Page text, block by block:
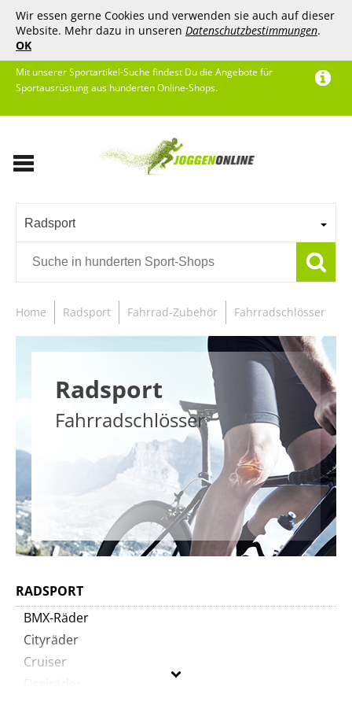
Wir essen gerne Cookies und verwenden sie auch auf dieser
Website. Mehr dazu in unseren Datenschutzbestimmungen.
OK
Mit unserer Sportartikel-Suche findest Du die Angebote für
Sportausrüstung aus hunderten Online-Shops.
Radsport
Home Radsport Fahrrad-Zubehör Fahrradschlösser
Radsport
Fahrradschlösser
RADSPORT
BMX-Räder
Cityräder
Cruiser